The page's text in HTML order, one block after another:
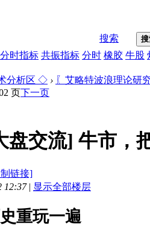
搜索
时指标 共振指标 分时 橡胶 牛股
分析区 ◇ › 〖艾略特波浪理论研
页下一页
盘交流] 牛市，
链接]
12:37 | 显示全部楼层
重玩一遍